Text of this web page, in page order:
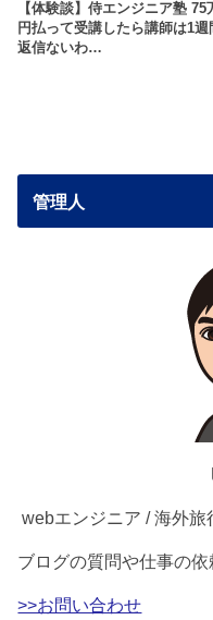
【体験談】侍エンジニア塾 75
円払って受講したら講師は1週
返信ないわ…
管理人
webエンジニア / 海外旅
ブログの質問や仕事の
>>お問い合わせ